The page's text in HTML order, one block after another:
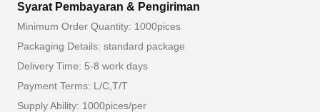
Syarat Pembayaran & Pengiriman
Minimum Order Quantity: 1000pices
Packaging Details: standard package
Delivery Time: 5-8 work days
Payment Terms: L/C,T/T
Supply Ability: 1000pices/per